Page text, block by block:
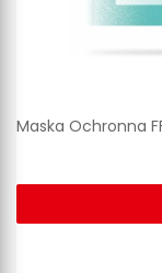
Maska Ochronna